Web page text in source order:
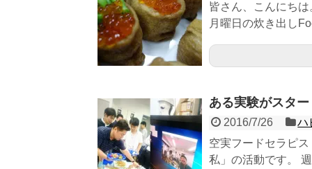
皆さん、こんにち
月曜日の炊き出し
ある実験がスタ
2016/7/26
ハ
空実フードセラピ
私」の活動です。